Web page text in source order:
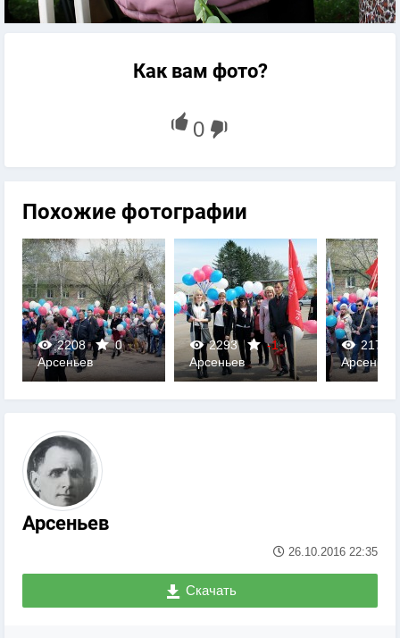
Как вам фото?
Похожие фотографии
2208
0
0
Арсеньев
2293
-1
0
Арсеньев
2176
0
Арсеньев
Арсеньев
26.10.2016 22:35
Скачать